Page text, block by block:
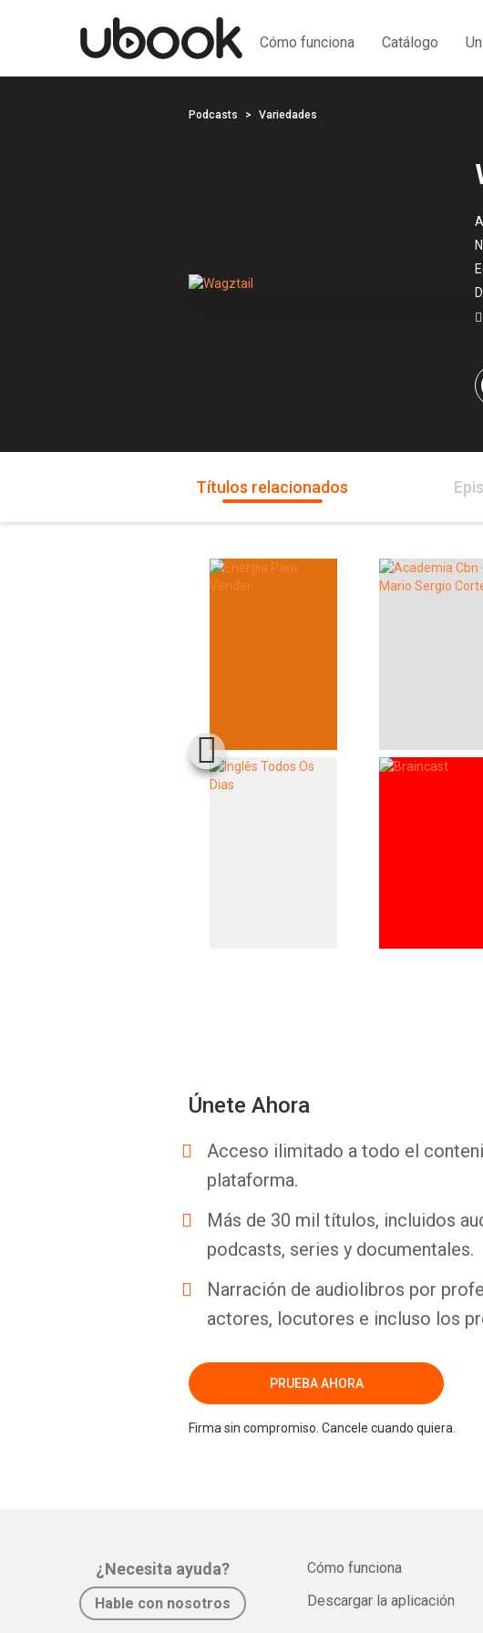
Cómo funciona Catálogo
Podcasts Variedades
Títulos relacionados
Únete Ahora
Acceso ilimitado a todo el
plataforma.
Más de 30 mil títulos, incluidos
podcasts, series y documentales.
Narración de audiolibros por
actores, locutores e incluso los
PRUEBA AHORA
Firma sin compromiso. Cancele cuando quiera.
¿Necesita ayuda?
Hable con nosotros
Cómo funciona
Descargar la aplicación